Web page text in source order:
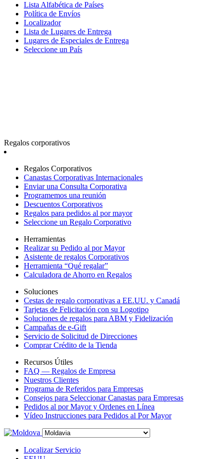
Lista Alfabética de Países
Política de Envíos
Localizador
Lista de Lugares de Entrega
Lugares de Especiales de Entrega
Seleccione un País
Regalos corporativos
Regalos Corporativos
Canastas Corporativas Internacionales
Enviar una Consulta Corporativa
Programemos una reunión
Descuentos Corporativos
Regalos para pedidos al por mayor
Seleccione un Regalo Corporativo
Herramientas
Realizar su Pedido al por Mayor
Asistente de regalos Corporativos
Herramienta “Qué regalar”
Calculadora de Ahorro en Regalos
Soluciones
Cestas de regalo corporativas a EE.UU. y Canadá
Tarjetas de Felicitación con su Logotipo
Soluciones de regalos para ABM y Fidelización
Campañas de e-Gift
Servicio de Solicitud de Direcciones
Comprar Crédito de la Tienda
Recursos Útiles
FAQ — Regalos de Empresa
Nuestros Clientes
Programa de Referidos para Empresas
Consejos para Seleccionar Canastas para Empresas
Pedidos al por Mayor y Ordenes en Línea
Vídeo Instrucciones para Pedidos al Por Mayor
Localizar Servicio